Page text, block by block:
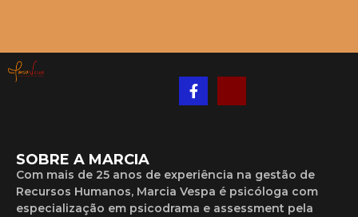
SOBRE A MARCIA
Com mais de 25 anos de experiência na gestão de
Recursos Humanos, Marcia Vespa é psicóloga com
especialização em psicodrama e assessment pela